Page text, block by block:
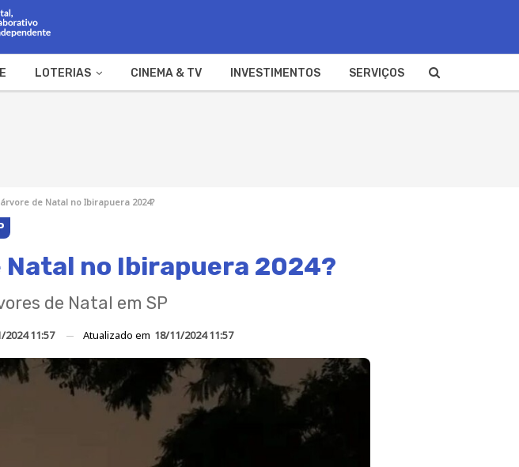
LOTERIAS CINEMA & TV INVESTIMENTOS SERVIÇOS
de Natal no Ibirapuera 2024?
no Ibirapuera 2024?
de Natal em SP
2024 11:57 Atualizado em 18/11/2024 11:57